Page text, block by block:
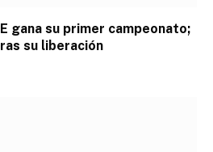
gana su primer campeonato;
su liberación